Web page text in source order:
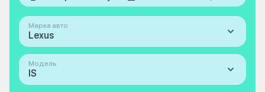
Марка авто
Lexus
Модель
IS